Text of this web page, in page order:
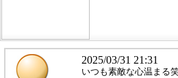
2025/03/31 21:31
いつも素敵な心温まる